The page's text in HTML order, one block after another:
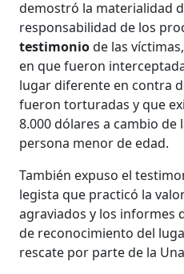
demostró la materialidad
responsabilidad de los
testimoniode las
en que fueron
lugar diferente en contra
fueron torturadas y que
8.000 dólares a cambio de
persona menor de edad.
También expuso el
legista que practicó la
agraviados y los informes
de reconocimiento del
rescate por parte de la